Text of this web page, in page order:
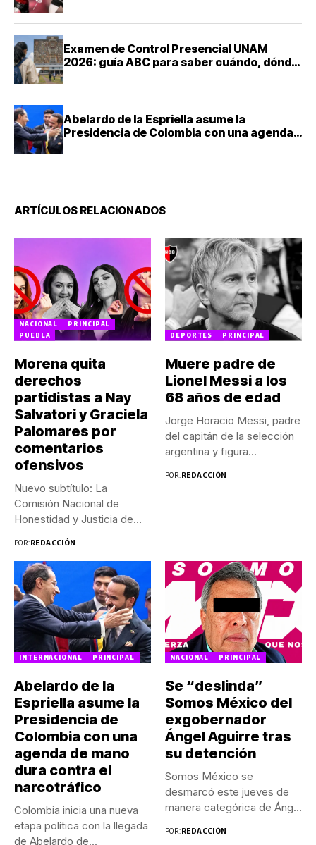
Examen de Control Presencial UNAM
2026: guía ABC para saber cuándo, dónde
Abelardo de la Espriella asume la
Presidencia de Colombia con una agenda
ARTÍCULOS RELACIONADOS
NACIONAL
PRINCIPAL
PUEBLA
Morena quita
derechos
partidistas a Nay
Salvatori y Graciela
Palomares por
comentarios
ofensivos
Nuevo subtítulo: La
Comisión Nacional de
Honestidad y Justicia de
POR:REDACCIÓN
DEPORTES PRINCIPAL
Muere padre de
Lionel Messi a los
68 años de edad
Jorge Horacio Messi, padre
del capitán de la selección
argentina y figura...
POR:REDACCIÓN
INTERNACIONAL PRINCIPAL
Abelardo de la
Espriella asume la
Presidencia de
Colombia con una
agenda de mano
dura contra el
narcotráfico
Colombia inicia una nueva
etapa política con la llegada
de Abelardo de...
NACIONAL PRINCIPAL
Se “deslinda”
Somos México del
exgobernador
Ángel Aguirre tras
su detención
Somos México se
desmarcó este jueves de
manera categórica de Ángel
POR:REDACCIÓN